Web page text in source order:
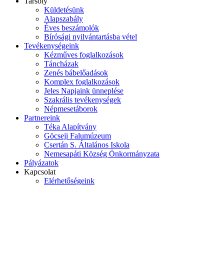
Küldetésünk
Alapszabály
Éves beszámolók
Bírósági nyilvántartásba vétel
Tevékenységeink
Kézműves foglalkozások
Táncházak
Zenés bábelőadások
Komplex foglalkozások
Jeles Napjaink ünneplése
Szakrális tevékenységek
Népmesetáborok
Partnereink
Téka Alapítvány
Göcseji Falumúzeum
Csertán S. Általános Iskola
Nemesapáti Község Önkormányzata
Pályázatok
Kapcsolat
Elérhetőségeink